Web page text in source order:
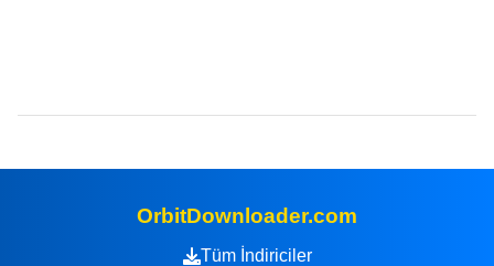
OrbitDownloader.com
Tüm İndiriciler